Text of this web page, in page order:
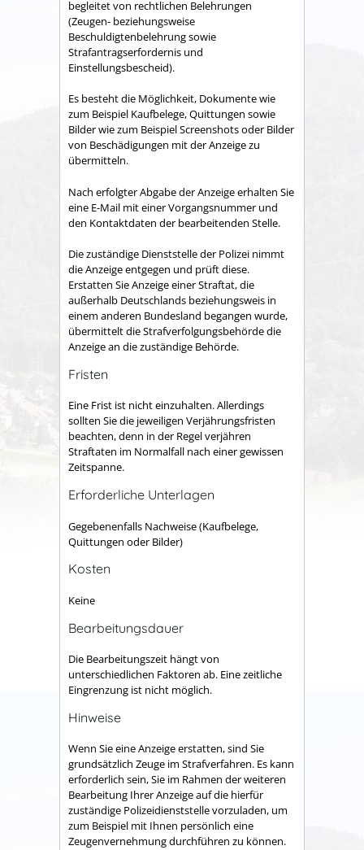
begleitet von rechtlichen Belehrungen
(Zeugen- beziehungsweise
Beschuldigtenbelehrung sowie
Strafantragserfordernis und
Einstellungsbescheid).
Es besteht die Möglichkeit, Dokumente wie
zum Beispiel Kaufbelege, Quittungen sowie
Bilder wie zum Beispiel Screenshots oder Bilder
von Beschädigungen mit der Anzeige zu
übermitteln.
Nach erfolgter Abgabe der Anzeige erhalten Sie
eine E-Mail mit einer Vorgangsnummer und
den Kontaktdaten der bearbeitenden Stelle.
Die zuständige Dienststelle der Polizei nimmt
die Anzeige entgegen und prüft diese.
Erstatten Sie Anzeige einer Straftat, die
außerhalb Deutschlands beziehungsweis in
einem anderen Bundesland begangen wurde,
übermittelt die Strafverfolgungsbehörde die
Anzeige an die zuständige Behörde.
Fristen
Eine Frist ist nicht einzuhalten. Allerdings
sollten Sie die jeweiligen Verjährungsfristen
beachten, denn in der Regel verjähren
Straftaten im Normalfall nach einer gewissen
Zeitspanne.
Erforderliche Unterlagen
Gegebenenfalls Nachweise (Kaufbelege,
Quittungen oder Bilder)
Kosten
Keine
Bearbeitungsdauer
Die Bearbeitungszeit hängt von
unterschiedlichen Faktoren ab. Eine zeitliche
Eingrenzung ist nicht möglich.
Hinweise
Wenn Sie eine Anzeige erstatten, sind Sie
grundsätzlich Zeuge im Strafverfahren. Es kann
erforderlich sein, Sie im Rahmen der weiteren
Bearbeitung Ihrer Anzeige auf die hierfür
zuständige Polizeidienststelle vorzuladen, um
zum Beispiel mit Ihnen persönlich eine
Zeugenvernehmung durchführen zu können.